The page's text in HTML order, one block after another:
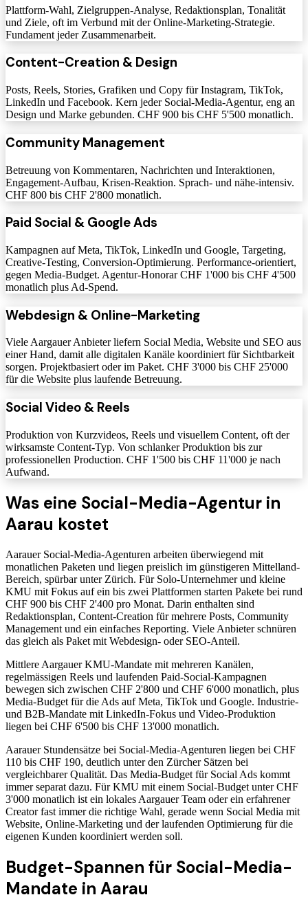
Plattform-Wahl, Zielgruppen-Analyse, Redaktionsplan, Tonalität
und Ziele, oft im Verbund mit der Online-Marketing-Strategie.
Fundament jeder Zusammenarbeit.
Content-Creation & Design
Posts, Reels, Stories, Grafiken und Copy für Instagram, TikTok,
LinkedIn und Facebook. Kern jeder Social-Media-Agentur, eng an
Design und Marke gebunden. CHF 900 bis CHF 5'500 monatlich.
Community Management
Betreuung von Kommentaren, Nachrichten und Interaktionen,
Engagement-Aufbau, Krisen-Reaktion. Sprach- und nähe-intensiv.
CHF 800 bis CHF 2'800 monatlich.
Paid Social & Google Ads
Kampagnen auf Meta, TikTok, LinkedIn und Google, Targeting,
Creative-Testing, Conversion-Optimierung. Performance-orientiert,
gegen Media-Budget. Agentur-Honorar CHF 1'000 bis CHF 4'500
monatlich plus Ad-Spend.
Webdesign & Online-Marketing
Viele Aargauer Anbieter liefern Social Media, Website und SEO aus
einer Hand, damit alle digitalen Kanäle koordiniert für Sichtbarkeit
sorgen. Projektbasiert oder im Paket. CHF 3'000 bis CHF 25'000
für die Website plus laufende Betreuung.
Social Video & Reels
Produktion von Kurzvideos, Reels und visuellem Content, oft der
wirksamste Content-Typ. Von schlanker Produktion bis zur
professionellen Production. CHF 1'500 bis CHF 11'000 je nach
Aufwand.
Was eine Social-Media-Agentur in
Aarau kostet
Aarauer Social-Media-Agenturen arbeiten überwiegend mit
monatlichen Paketen und liegen preislich im günstigeren Mittelland-
Bereich, spürbar unter Zürich. Für Solo-Unternehmer und kleine
KMU mit Fokus auf ein bis zwei Plattformen starten Pakete bei rund
CHF 900 bis CHF 2'400 pro Monat. Darin enthalten sind
Redaktionsplan, Content-Creation für mehrere Posts, Community
Management und ein einfaches Reporting. Viele Anbieter schnüren
das gleich als Paket mit Webdesign- oder SEO-Anteil.
Mittlere Aargauer KMU-Mandate mit mehreren Kanälen,
regelmässigen Reels und laufenden Paid-Social-Kampagnen
bewegen sich zwischen CHF 2'800 und CHF 6'000 monatlich, plus
Media-Budget für die Ads auf Meta, TikTok und Google. Industrie-
und B2B-Mandate mit LinkedIn-Fokus und Video-Produktion
liegen bei CHF 6'500 bis CHF 13'000 monatlich.
Aarauer Stundensätze bei Social-Media-Agenturen liegen bei CHF
110 bis CHF 190, deutlich unter den Zürcher Sätzen bei
vergleichbarer Qualität. Das Media-Budget für Social Ads kommt
immer separat dazu. Für KMU mit einem Social-Budget unter CHF
3'000 monatlich ist ein lokales Aargauer Team oder ein erfahrener
Creator fast immer die richtige Wahl, gerade wenn Social Media mit
Website, Online-Marketing und der laufenden Optimierung für die
eigenen Kunden koordiniert werden soll.
Budget-Spannen für Social-Media-
Mandate in Aarau